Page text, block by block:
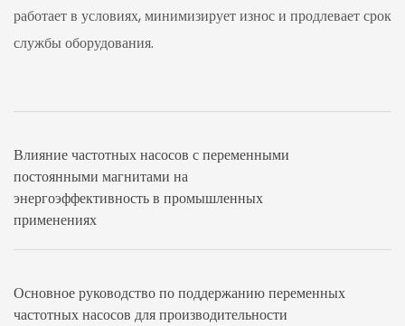
работает в условиях, минимизирует износ и продлевает срок
службы оборудования.
Влияние частотных насосов с переменными
постоянными магнитами на
энергоэффективность в промышленных
применениях
Основное руководство по поддержанию переменных
частотных насосов для производительности